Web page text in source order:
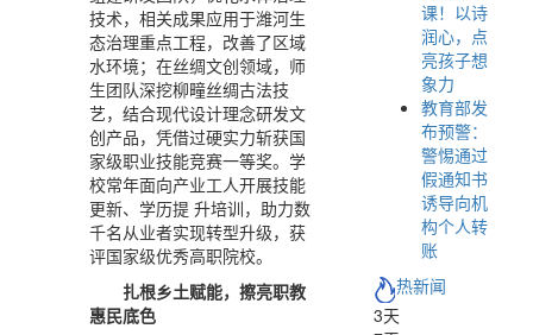
技术，相关成果应用于潍河生
态治理重点工程，改善了区域
水环境；在丝绸文创领域，师
生团队深挖柳疃丝绸古法技
艺，结合现代设计理念研发文
创产品，凭借过硬实力斩获国
家级职业技能竞赛一等奖。学
校常年面向产业工人开展技能
更新、学历提 升培训，助力数
千名从业者实现转型升级，获
评国家级优秀高职院校。
扎根乡土赋能，擦亮职教
惠民底色
课！以诗
润心，点
亮孩子想
象力
教育部发
布预警：
警惕通过
假通知书
诱导向机
构个人转
账
热新闻
3天